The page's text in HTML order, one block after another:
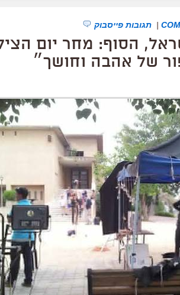
| תגובות פייסבוק
הסוף: מחר יום
של אהבה וחושך״